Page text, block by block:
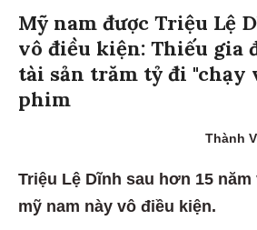
Mỹ nam được Triệu Lệ
vô điều kiện: Thiếu gia
tài sản trăm tỷ đi "chạy
phim
Thành
Triệu Lệ Dĩnh sau hơn 15
mỹ nam này vô điều kiện.